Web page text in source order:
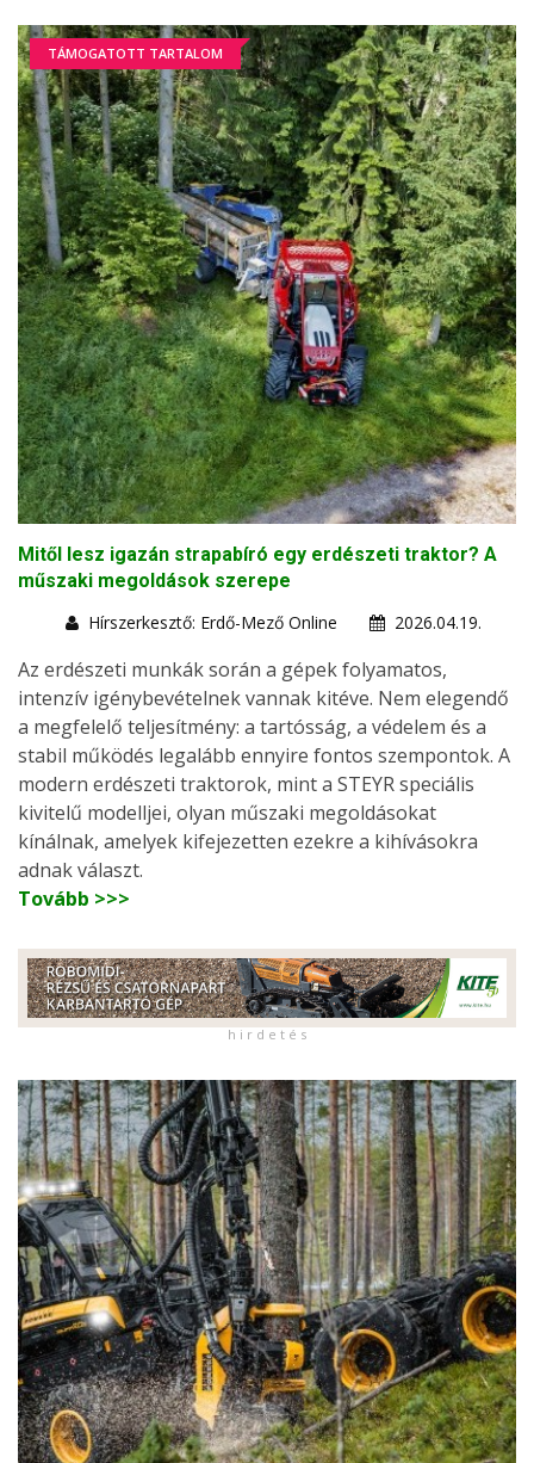
TÁMOGATOTT TARTALOM
Mitől lesz igazán strapabíró egy erdészeti traktor? A
műszaki megoldások szerepe
Hírszerkesztő: Erdő-Mező Online
2026.04.19.
Az erdészeti munkák során a gépek folyamatos,
intenzív igénybevételnek vannak kitéve. Nem elegendő
a megfelelő teljesítmény: a tartósság, a védelem és a
stabil működés legalább ennyire fontos szempontok. A
modern erdészeti traktorok, mint a STEYR speciális
kivitelű modelljei, olyan műszaki megoldásokat
kínálnak, amelyek kifejezetten ezekre a kihívásokra
adnak választ.
Tovább >>>
h i r d e t é s